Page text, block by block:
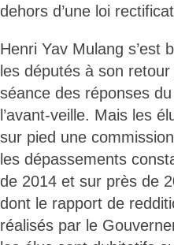
dehors d’une loi
Henri Yav Mulang s’est
les députés à son
séance des réponses
l’avant-veille. Mais les
sur pied une
les dépassements
de 2014 et sur près de
dont le rapport de
réalisés par le